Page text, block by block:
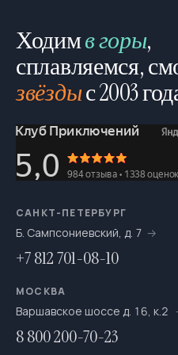
Скалолазание
Спелео
Сплав
Спортивные походы
Тренировки
Цветение
Школа инструкторов
Экопоход
Ходимв горы,
сплавляемся,
звёздыс 2003
САНКТ-ПЕТЕРБУРГ
Б. Сампсониевский, д. 7
+7 812 701-08-10
МОСКВА
Варшавское шоссе д. 16, к.2
8 800 200-70-23